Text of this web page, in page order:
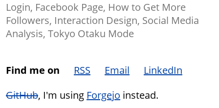
Login Facebook Page How to Get More
Followers Interaction Design Social Media
Analysis Tokyo Otaku Mode
Find me on RSS Email
LinkedIn
GitHub, I'm using Forgejo instead.